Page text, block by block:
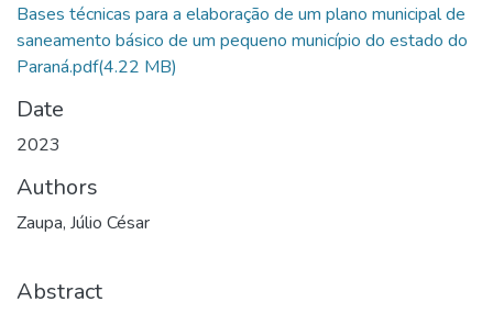
Bases técnicas para a elaboração de um plano municipal de
saneamento básico de um pequeno município do estado do
Paraná.pdf(4.22 MB)
Date
2023
Authors
Zaupa, Júlio César
Abstract